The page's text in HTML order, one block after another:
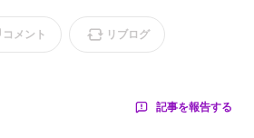
コメント リブログ
記事を報告する